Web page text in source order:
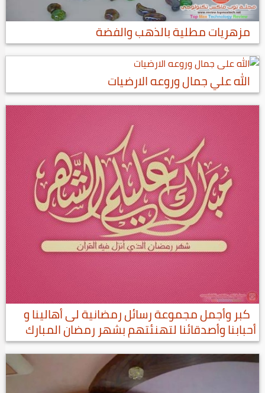
مزهريات مطلية بالذهب والفضة
الله علي جمال وروعه الارضيات
كبر وأجمل مجموعة رسائل رمضانية لى أهالينا و
أحبابنا وأصدقائنا لتهنئتهم بشهر رمضان المبارك